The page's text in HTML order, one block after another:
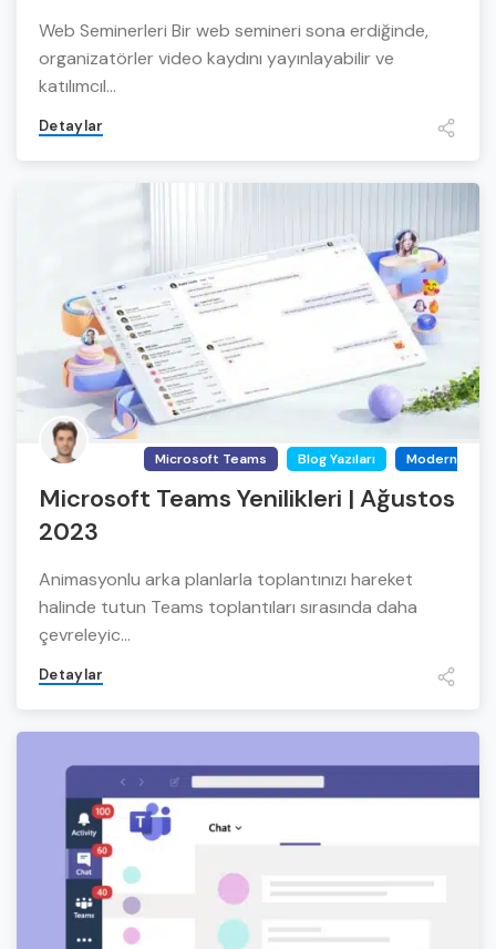
Web Seminerleri Bir web semineri sona erdiğinde,
organizatörler video kaydını yayınlayabilir ve
katılımcıl...
Detaylar
Microsoft Teams Blog Yazıları Modern
Microsoft Teams Yenilikleri | Ağustos
2023
Animasyonlu arka planlarla toplantınızı hareket
halinde tutun Teams toplantıları sırasında daha
çevreleyic...
Detaylar